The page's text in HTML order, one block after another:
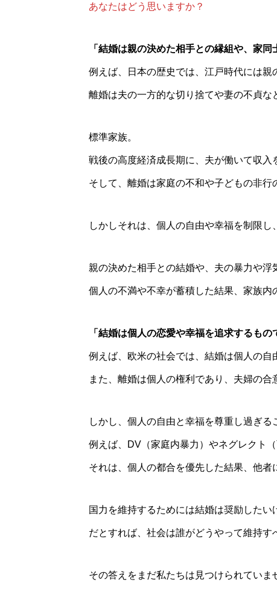
あなたはどう思いますか？
「結婚は親の決めた相手との縁組や、家
例えば、日本の歴史では、江戸時代には親
離婚は夫の一方的な切り捨てや妻の不貞な
標準家族。
戦後の高度経済成長期に、夫が働いて収入
そして、離婚は家庭の不和や子どもの非行
しかしそれは、個人の自由や幸福を制限
親の決めた相手との結婚や、夫の暴力や浮
個人の不満や不幸が蓄積した結果、家族内
「結婚は個人の恋愛や幸福を追求するも
例えば、欧米の社会では、結婚は個人の自
また、離婚は個人の権利であり、夫婦の
しかし、個人の自由と幸福を尊重し過ぎ
例えば、DV（家庭内暴力）やネグレクト（
それは、個人の都合を優先した結果、他者
国力を維持するためには結婚は奨励した
だとすれば、社会は誰がどうやって維持す
その答えをまだ私たちは見つけられていま